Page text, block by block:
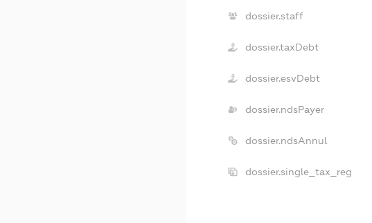
dossier.staff
dossier.taxDebt
dossier.esvDebt
dossier.ndsPayer
dossier.ndsAnnul
dossier.single_tax_reg